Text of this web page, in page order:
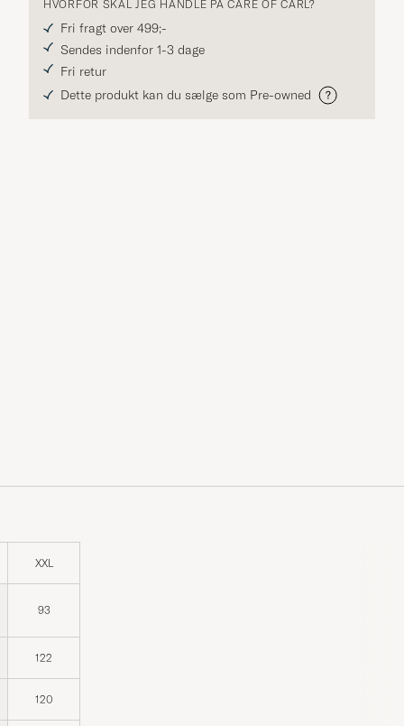
HVORFOR SKAL JEG HANDLE PÅ CARE OF CARL?
Fri fragt over 499;-
Sendes indenfor 1-3 dage
Fri retur
Dette produkt kan du sælge som Pre-owned
XXL
93
122
120